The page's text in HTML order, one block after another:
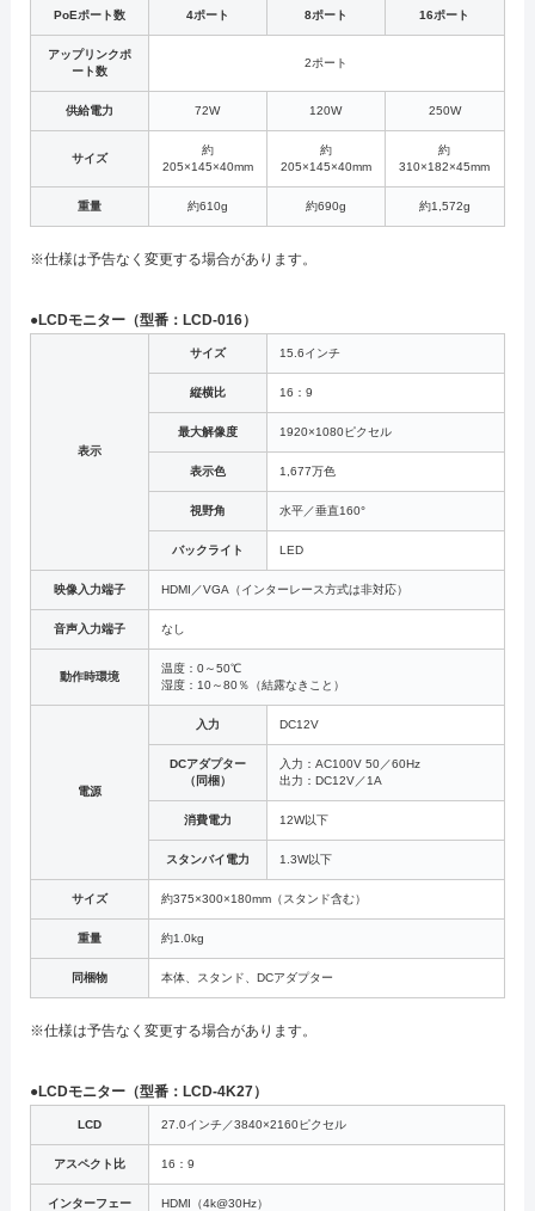
PoEポート数 4ポート 8ポート 16ポート
アップリンクポ
ート数
2ポート
供給電力 72W 120W 250W
サイズ
約
205×145×40mm
約
205×145×40mm
約
310×182×45mm
重量 約610g 約690g 約1,572g
※仕様は予告なく変更する場合があります。
●LCDモニター（型番：LCD-016）
表示
サイズ 15.6インチ
縦横比 16：9
最大解像度 1920×1080ピクセル
表示色 1,677万色
視野角 水平／垂直160°
バックライト LED
映像入力端子 HDMI／VGA（インターレース方式は非対応）
音声入力端子 なし
動作時環境
温度：0～50℃
湿度：10～80％（結露なきこと）
電源
入力 DC12V
DCアダプター
（同梱）
入力：AC100V 50／60Hz
出力：DC12V／1A
消費電力 12W以下
スタンバイ電力 1.3W以下
サイズ 約375×300×180mm（スタンド含む）
重量 約1.0kg
同梱物 本体、スタンド、DCアダプター
※仕様は予告なく変更する場合があります。
●LCDモニター（型番：LCD-4K27）
LCD 27.0インチ／3840×2160ピクセル
アスペクト比 16：9
インターフェー
HDMI（4k@30Hz）